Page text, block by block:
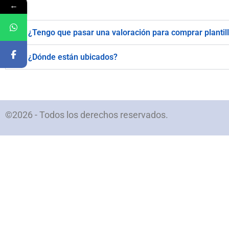
¿Tengo que pasar una valoración para comprar
¿Dónde están ubicados?
©2026 - Todos los derechos reservados.
←